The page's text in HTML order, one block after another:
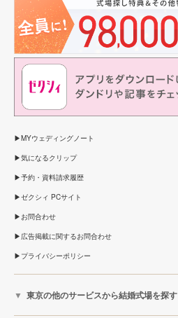
MYウェディングノート
気になるクリップ
予約・資料請求履歴
ゼクシィ PCサイト
お問合わせ
広告掲載に関するお問合わせ
プライバシーポリシー
東京の他のサービスから結婚式場を探す